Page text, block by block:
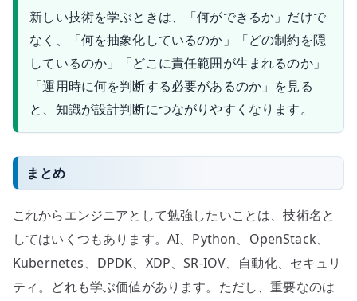
新しい技術を学ぶときは、「何ができるか」だけで
なく、「何を抽象化しているのか」「どの制約を隠
しているのか」「どこに責任範囲が生まれるのか」
「運用時に何を判断する必要があるのか」を見る
と、知識が設計判断につながりやすくなります。
まとめ
これからエンジニアとして勉強したいことは、技術名と
してはいくつもあります。AI、Python、OpenStack、
Kubernetes、DPDK、XDP、SR-IOV、自動化、セキュリ
ティ。どれも学ぶ価値があります。ただし、重要なのは